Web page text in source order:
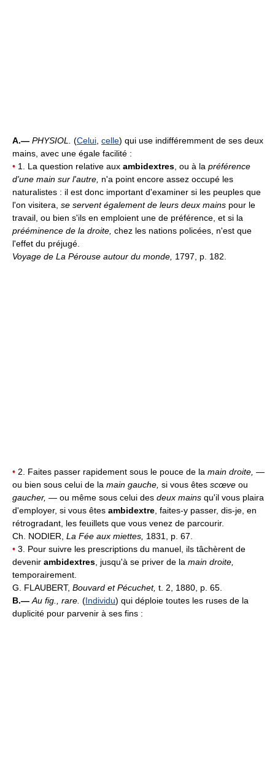
A.— PHYSIOL. (Celui celle) qui use indifféremment de ses deux
mains, avec une égale facilité :
• 1. La question relative aux ambidextres , ou à la préférence
d'une main sur l'autre, n'a point encore assez occupé les
naturalistes : il est donc important d'examiner si les peuples que
l'on visitera, se servent également de leurs deux mains pour le
travail, ou bien s'ils en emploient une de préférence, et si la
prééminence de la droite, chez les nations policées, n'est que
l'effet du préjugé.
Voyage de La Pérouse autour du monde, 1797, p. 182.
• 2. Faites passer rapidement sous le pouce de la main droite, —
ou bien sous celui de la main gauche, si vous êtes scœve ou
gaucher, — ou même sous celui des deux mains qu'il vous plaira
d'employer, si vous êtes ambidextre , faites-y passer, dis-je, en
rétrogradant, les feuillets que vous venez de parcourir.
Ch. NODIER, La Fée aux miettes, 1831, p. 67.
• 3. Pour suivre les prescriptions du manuel, ils tâchèrent de
devenir ambidextres , jusqu'à se priver de la main droite,
temporairement.
G. FLAUBERT, Bouvard et Pécuchet, t. 2, 1880, p. 65.
B.— Au fig., rare. (Individu) qui déploie toutes les ruses de la
duplicité pour parvenir à ses fins :